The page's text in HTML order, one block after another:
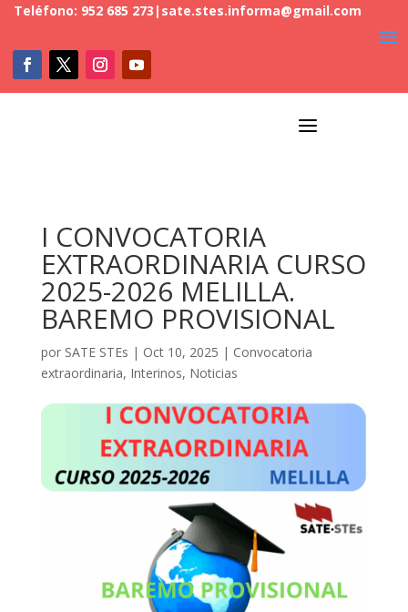
Teléfono: 952 685 273 | sate.stes.informa@gmail.com
a
I CONVOCATORIA
EXTRAORDINARIA CURSO
2025-2026 MELILLA.
BAREMO PROVISIONAL
por SATE STEs | Oct 10, 2025 | Convocatoria
extraordinaria, Interinos, Noticias